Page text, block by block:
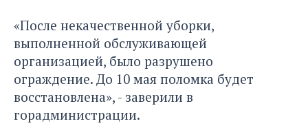
«После некачественной уборки,
выполненной обслуживающей
организацией, было разрушено
ограждение. До 10 мая поломка будет
восстановлена», - заверили в
горадминистрации.